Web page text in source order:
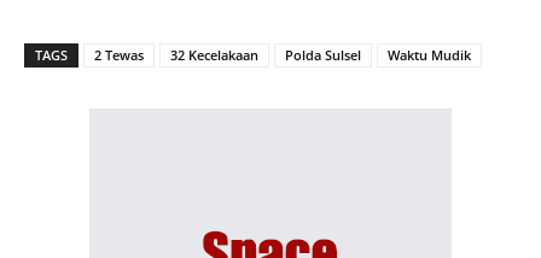
TAGS 2 Tewas 32 Kecelakaan Polda Sulsel Waktu Mudik